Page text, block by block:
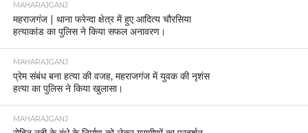
MAHARAJGANJ
महराजगंज | थाना फरेन्दा क्षेत्र में हुए आदित्य चौरसिया
हत्याकांड का पुलिस ने किया सफल अनावरण।
MAHARAJGANJ
प्रेम संबंध बना हत्या की वजह, महराजगंज में युवक की नृशंस
हत्या का पुलिस ने किया खुलासा।
MAHARAJGANJ